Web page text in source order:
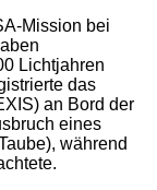
Mission bei
Lichtjahren
das
an Bord der
eines
während